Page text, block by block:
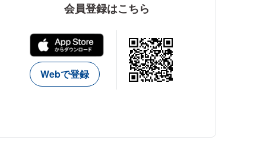
会員登録はこちら
Webで登録